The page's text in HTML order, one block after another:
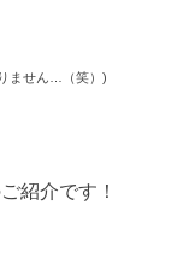
ません…（笑）)
紹介です！